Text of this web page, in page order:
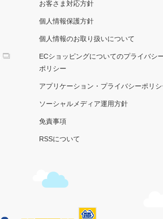
お客さま対応方針
個人情報保護方針
個人情報のお取り扱いについて
ECショッピングについてのプライバシ
ポリシー
アプリケーション・プライバシーポリ
ソーシャルメディア運用方針
免責事項
RSSについて